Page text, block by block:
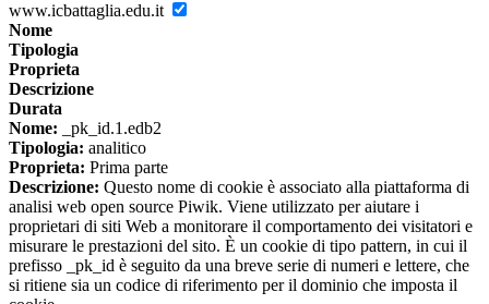
www.icbattaglia.edu.it
Nome
Tipologia
Proprieta
Descrizione
Durata
Nome: _pk_id.1.edb2
Tipologia: analitico
Proprieta: Prima parte
Descrizione: Questo nome di cookie è associato alla piattaforma di
analisi web open source Piwik. Viene utilizzato per aiutare i
proprietari di siti Web a monitorare il comportamento dei visitatori e
misurare le prestazioni del sito. È un cookie di tipo pattern, in cui il
prefisso _pk_id è seguito da una breve serie di numeri e lettere, che
si ritiene sia un codice di riferimento per il dominio che imposta il